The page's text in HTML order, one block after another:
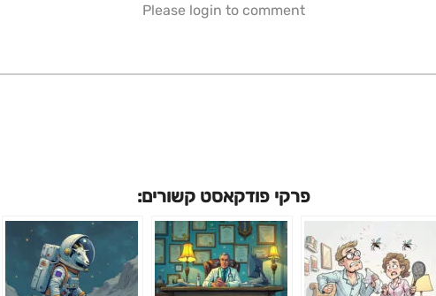
Please login to comment
פרקי פודקאסט קשורים: